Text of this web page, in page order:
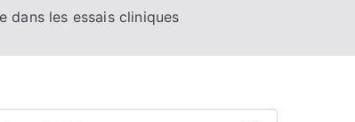
dans les essais cliniques